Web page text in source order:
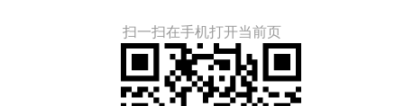
扫一扫在手机打开当前页